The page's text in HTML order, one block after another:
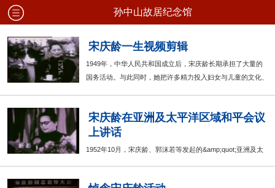
孙中山故居纪念馆
宋庆龄一生视频剪辑
1949年，中华人民共和国成立后，宋庆龄长期承担了大量的
国务活动。与此同时，她把许多精力投入妇女与儿童的文化、
宋庆龄在亚洲及太平洋区域和平会议
上讲话
1952年10月，宋庆龄、郭沫若等发起的&amp;quot;亚洲及太